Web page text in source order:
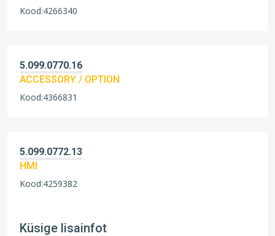
Kood:4266340
5.099.0770.16
ACCESSORY / OPTION
Kood:4366831
5.099.0772.13
HMI
Kood:4259382
Küsige lisainfot